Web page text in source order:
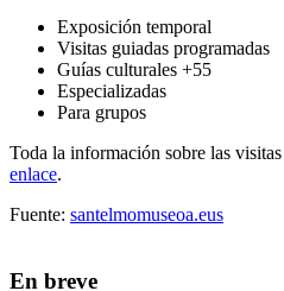
Exposición temporal
Visitas guiadas programadas
Guías culturales +55
Especializadas
Para grupos
Toda la información sobre las
enlace.
Fuente: santelmomuseoa.eus
En breve